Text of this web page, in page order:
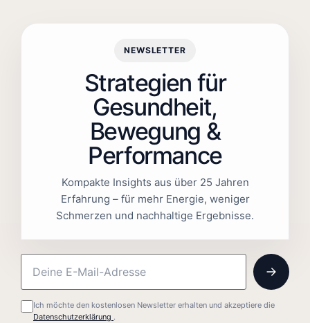
NEWSLETTER
Strategien für
Gesundheit,
Bewegung &
Performance
Kompakte Insights aus über 25 Jahren
Erfahrung – für mehr Energie, weniger
Schmerzen und nachhaltige Ergebnisse.
Ich möchte den kostenlosen Newsletter erhalten und akzeptiere die
Datenschutzerklärung .